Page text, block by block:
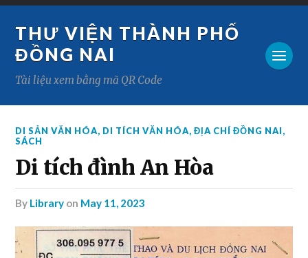
THƯ VIỆN THÀNH PHỐ
ĐỒNG NAI
Tài liệu xem bằng mã QR Code
DI SẢN VĂN HÓA, DI TÍCH VĂN HÓA,ĐỊA CHÍ ĐỒNG NAI,
SÁCH
Di tích đình An Hòa
by Library on May 11, 2023